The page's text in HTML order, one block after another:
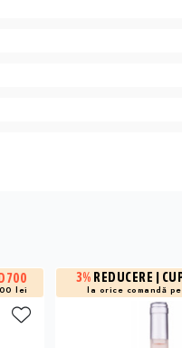
lei
3% REDUCERE |
la orice comandă